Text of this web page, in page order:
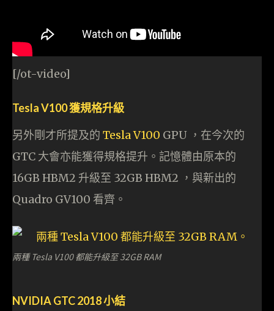
[/ot-video]
Tesla V100 獲規格升級
另外剛才所提及的 Tesla V100 GPU ，在今次的
GTC 大會亦能獲得規格提升。記憶體由原本的
16GB HBM2 升級至 32GB HBM2 ，與新出的
Quadro GV100 看齊。
兩種 Tesla V100 都能升級至 32GB RAM
NVIDIA GTC 2018 小結